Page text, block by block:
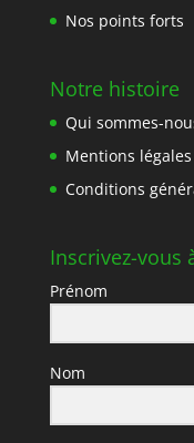
Nos points forts
Notre histoire
Qui sommes-
Mentions légales
Conditions
Inscrivez-vous
Prénom
Nom